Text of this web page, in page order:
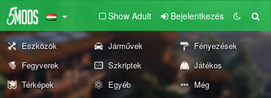
Show Adult Bejelentkezés
Eszközök Járművek
Fényezések
Fegyverek
Szkriptek
Játékos
Térképek
Egyéb Még